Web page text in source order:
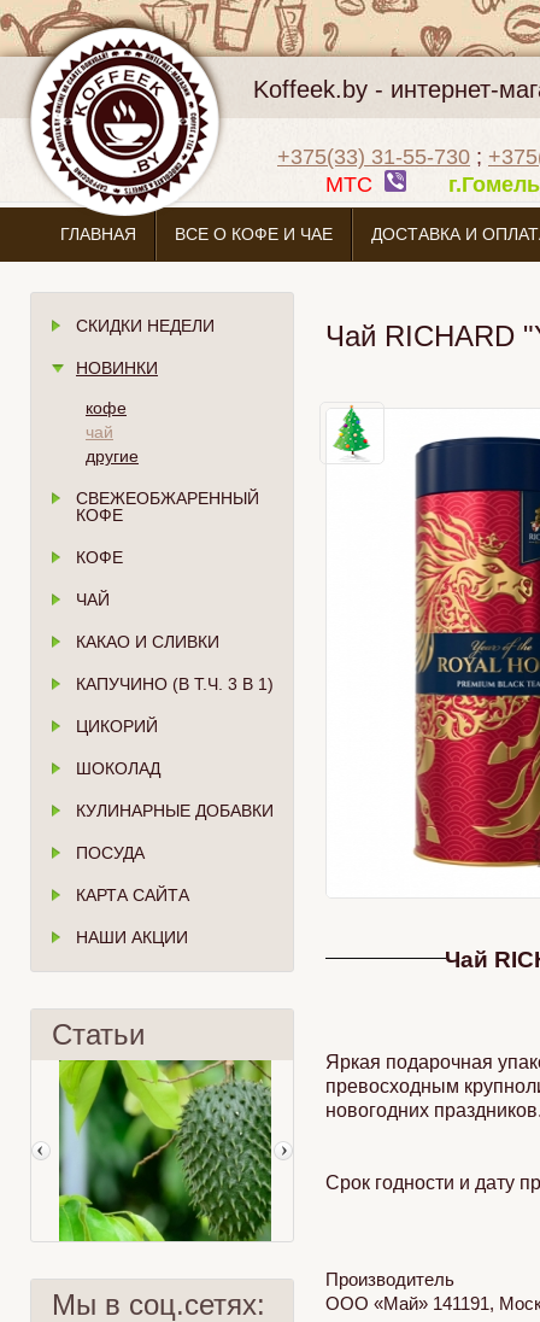
Koffeek.by - интернет-
+375(33) 31-55-730 ;
МТС
ГЛАВНАЯ ВСЕ О КОФЕ И ЧАЕ ДОСТАВКА И
СКИДКИ НЕДЕЛИ
НОВИНКИ
кофе
чай
другие
СВЕЖЕОБЖАРЕННЫЙ
КОФЕ
КОФЕ
ЧАЙ
КАКАО И СЛИВКИ
КАПУЧИНО (В Т.Ч. 3 В 1)
ЦИКОРИЙ
ШОКОЛАД
КУЛИНАРНЫЕ ДОБАВКИ
ПОСУДА
КАРТА САЙТА
НАШИ АКЦИИ
Статьи
Мы в соц.сетях:
Чай RICHARD
Чай
Яркая подарочная
превосходным
новогодних
Срок годности и дату
Производитель
ООО «Май» 141191,